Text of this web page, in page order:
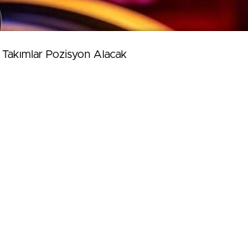
Pozisyon Alacak
Pozisyon Alacak